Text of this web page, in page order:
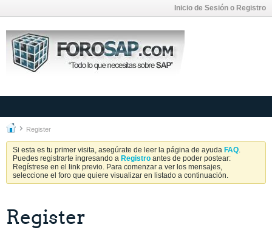
Inicio de Sesión o Registro
Register
Si esta es tu primer visita, asegúrate de leer la página de ayuda FAQ.
Puedes registrarte ingresando a Registro antes de poder postear:
Regístrese en el link previo. Para comenzar a ver los mensajes,
seleccione el foro que quiere visualizar en listado a continuación.
Register